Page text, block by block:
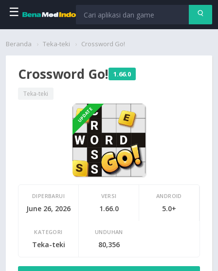
☰
Beranda
Beranda Teka-teki Crossword Go!
Crossword Go! 1.66.0
Teka-teki
UPDATE
DIPERBARUI
June 26, 2026
VERSI
1.66.0
ANDROID
5.0+
KATEGORI
Teka-teki
UNDUHAN
80,356